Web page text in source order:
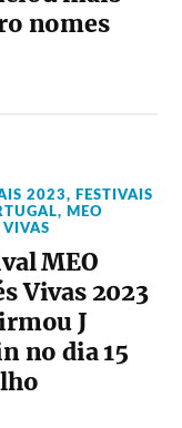
nomes
2023,
FESTIVAIS
, MEO
VIVAS
MEO
Vivas 2023
J
no dia 15